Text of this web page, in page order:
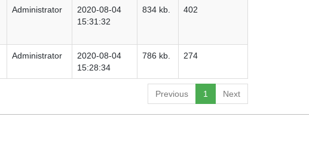
Administrator
2020-08-04
15:31:32
834 kb. 402
Administrator
2020-08-04
15:28:34
786 kb. 274
Previous 1 Next